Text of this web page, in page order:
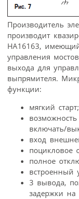
Производитель
производит
HA16163,
управления
выхода для
выпрямителя.
функции:
мягкий старт;
включать/
вход
поцикловое
полное
встроенный
3 вывода,
задержки